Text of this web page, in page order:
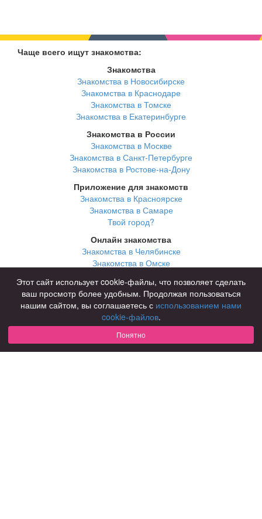
Чаще всего ищут знакомства:
Знакомства
Знакомства в Новосибирске
Знакомства в Краснодаре
Знакомства в Томске
Знакомства в Екатеринбурге
Знакомства в России
Знакомства в Москве
Знакомства в Санкт-Петербурге
Знакомства в Ростове-на-Дону
Приложение для знакомств
Знакомства в Красноярске
Знакомства в Самаре
Твой город?
Онлайн знакомства
Знакомства в Челябинске
Знакомства в Омске
Для чего
для брака и создания семьи
для любви и с/о
для дружбы
для взрослых
Этот сайт использует cookie-файлы, что позволяет сделать
ваш просмотр более удобным. Продолжая пользоваться
нашим сайтом, вы соглашаетесь с использованием нами
cookie-файлов.
Понятно